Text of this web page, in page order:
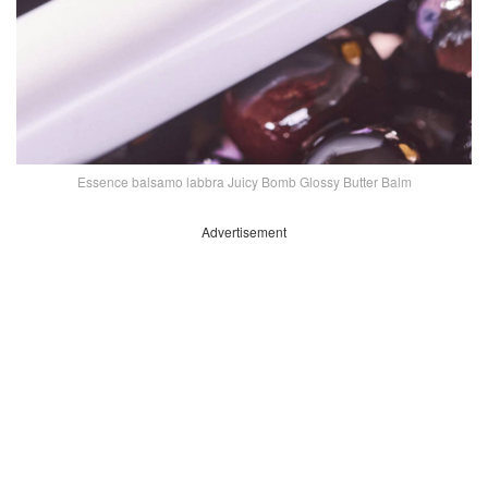
Essence balsamo labbra Juicy Bomb Glossy Butter Balm
Advertisement